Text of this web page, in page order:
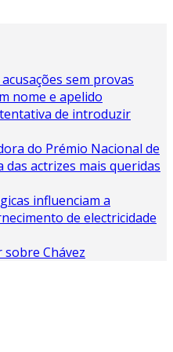
sem provas
nome e apelido
de introduzir
do Prémio Nacional de
das actrizes mais queridas
influenciam a
de electricidade
sobre Chávez